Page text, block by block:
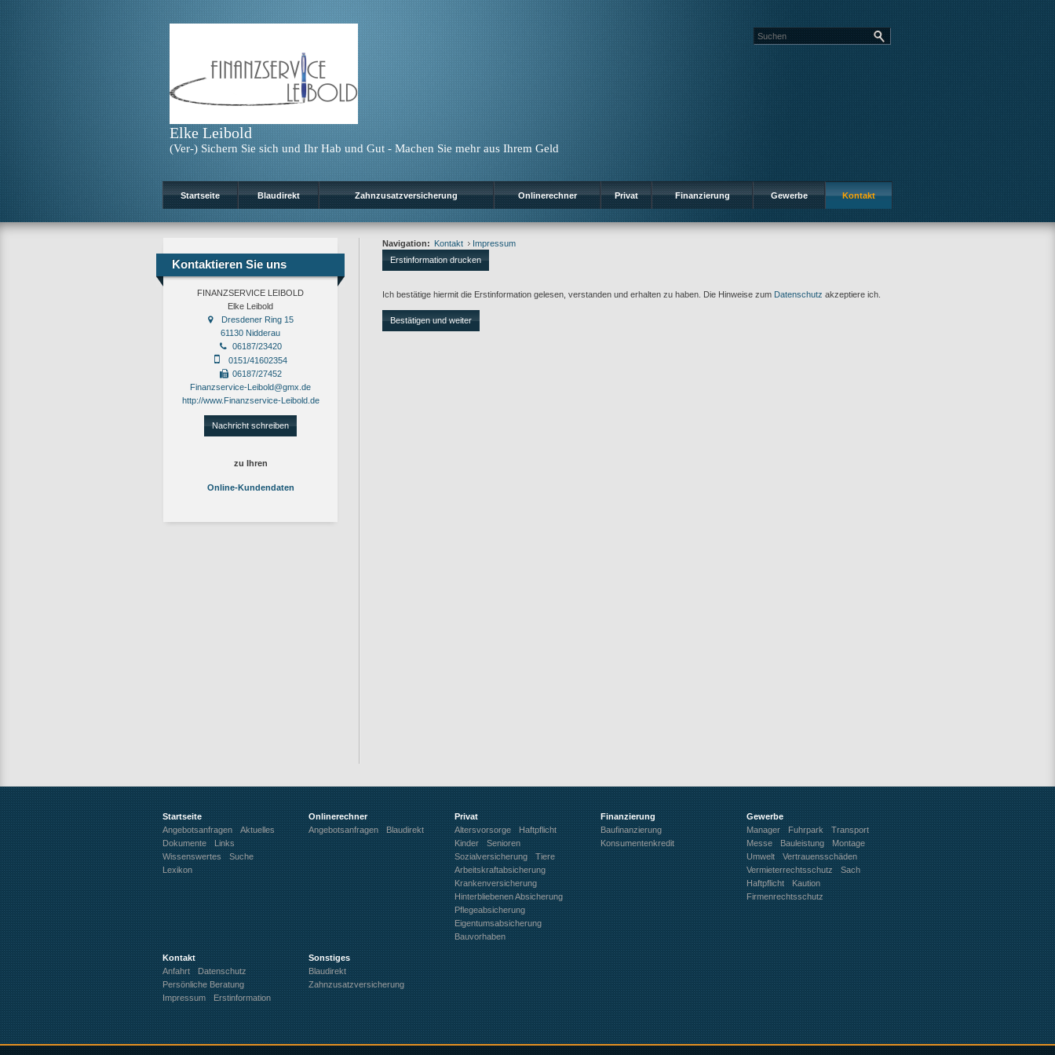
Elke Leibold
(Ver-) Sichern Sie sich und Ihr Hab und Gut - Machen Sie mehr aus Ihrem Geld
Startseite Blaudirekt Zahnzusatzversicherung Onlinerechner Privat Finanzierung Gewerbe Kontakt
Kontaktieren Sie uns
FINANZSERVICE LEIBOLD
Elke Leibold
Dresdener Ring 15
61130 Nidderau
06187/23420
0151/41602354
06187/27452
Finanzservice-Leibold@gmx.de
http://www.Finanzservice-Leibold.de
Nachricht schreiben
zu Ihren
Online-Kundendaten
Navigation: Kontakt
Impressum
Erstinformation drucken
Ich bestätige hiermit die Erstinformation gelesen, verstanden und erhalten zu haben. Die Hinweise zum Datenschutz akzeptiere ich.
Bestätigen und weiter
Startseite
Angebotsanfragen
Aktuelles
Dokumente
Links
Wissenswertes
Suche
Lexikon
Onlinerechner
Angebotsanfragen
Blaudirekt
Privat
Altersvorsorge
Haftpflicht
Kinder
Senioren
Sozialversicherung
Tiere
Arbeitskraftabsicherung
Krankenversicherung
Hinterbliebenen Absicherung
Pflegeabsicherung
Eigentumsabsicherung
Bauvorhaben
Finanzierung
Baufinanzierung
Konsumentenkredit
Gewerbe
Manager
Fuhrpark
Transport
Messe
Bauleistung
Montage
Umwelt
Vertrauensschäden
Vermieterrechtsschutz
Sach
Haftpflicht
Kaution
Firmenrechtsschutz
Kontakt
Anfahrt
Datenschutz
Persönliche Beratung
Impressum
Erstinformation
Sonstiges
Blaudirekt
Zahnzusatzversicherung